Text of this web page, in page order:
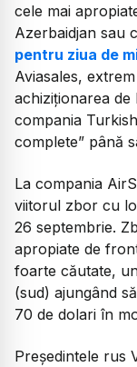
cele mai
Azerbaidjan sau
pentru ziua de
Aviasales,
achiziţionarea
compania
complete” până
La compania
viitorul zbor cu
26 septembrie.
apropiate de
foarte căutate,
(sud) ajungând
70 de dolari în
Preşedintele rus